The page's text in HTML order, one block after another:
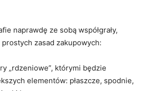
naprawdę ze sobą współgrały,
zasad zakupowych:
„rdzeniowe”, którymi będzie
elementów: płaszcze, spodnie,